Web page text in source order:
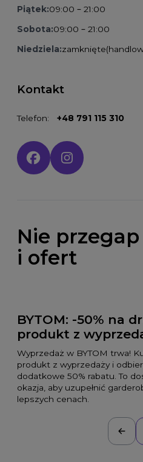
Piątek:09:00 – 21:00
Sobota:09:00 – 21:00
Niedziela:zamknięte
Kontakt
Telefon: +48 791 115 310
Social media:
Nie
i ofert
BYTOM: -50% na
produkt z
Wyprzedaż w BYTOM trwa!
produkt z wyprzedaży i
dodatkowe 50% rabatu. To
okazja, aby uzupełnić
lepszych cenach.